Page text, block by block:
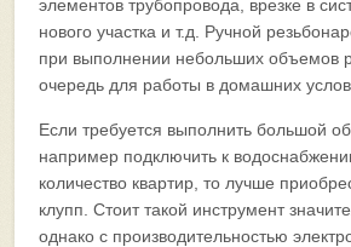
элементов трубопровода, врезке в
нового участка и т.д. Ручной
при выполнении небольших объемов
очередь для работы в домашних
Если требуется выполнить большой
например подключить к
количество квартир, то лучше
клупп. Стоит такой инструмент
однако с производительностью